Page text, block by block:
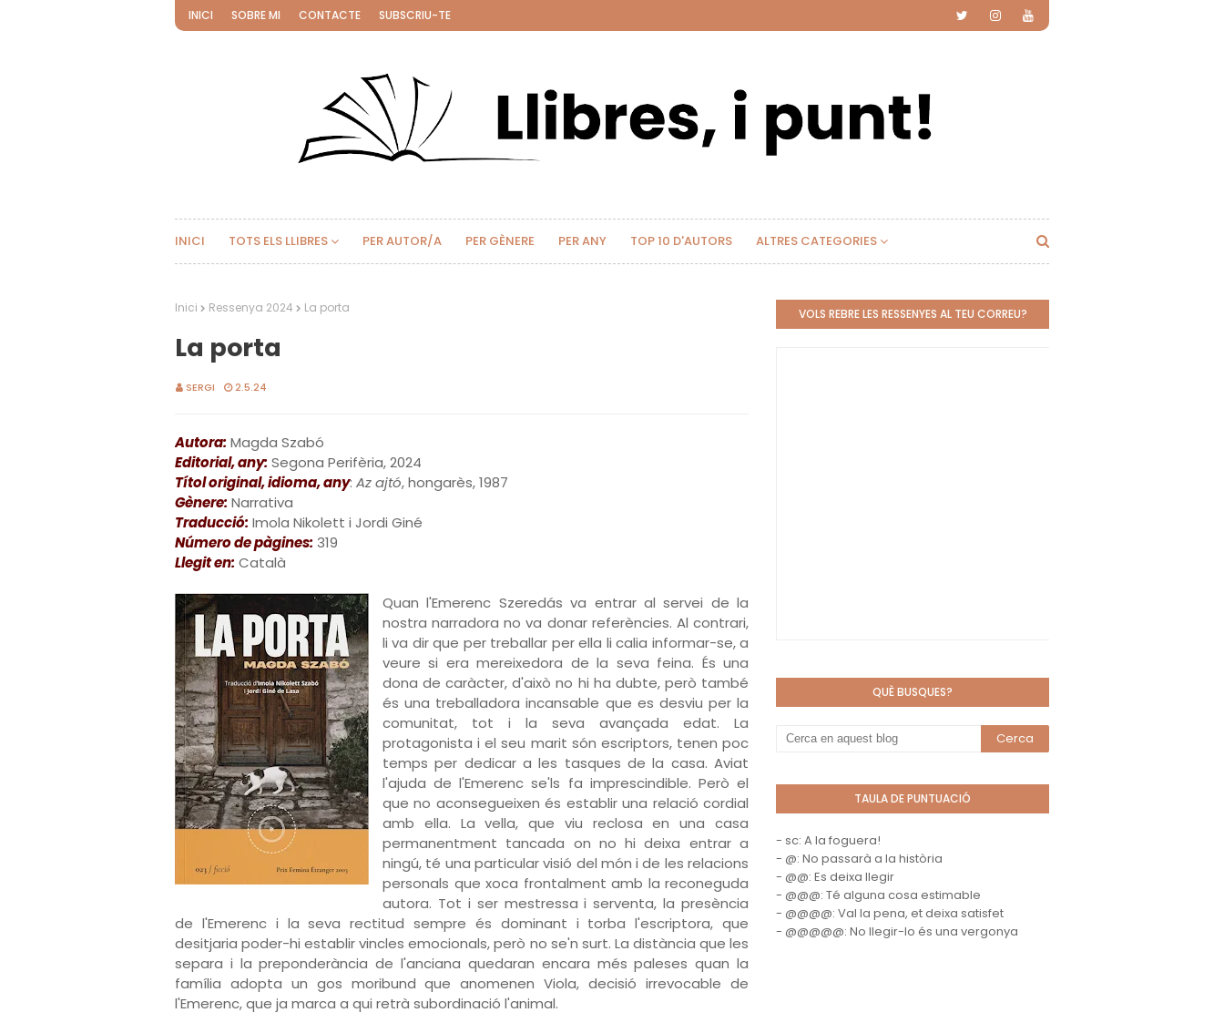
INICI SOBRE MI CONTACTE SUBSCRIU-TE
INICI TOTS ELS LLIBRES PER AUTOR/A PER GÈNERE PER ANY TOP 10 D'AUTORS ALTRES CATEGORIES
Inici Ressenya 2024 La porta
La porta
SERGI 2.5.24
Autora: Magda Szabó
Editorial, any: Segona Perifèria, 2024
Títol original, idioma, any: Az ajtó, hongarès, 1987
Gènere: Narrativa
Traducció: Imola Nikolett i Jordi Giné
Número de pàgines: 319
Llegit en: Català
Quan l'Emerenc Szeredás va entrar al servei de la
nostra narradora no va donar referències. Al contrari,
li va dir que per treballar per ella li calia informar-se, a
veure si era mereixedora de la seva feina. És una
dona de caràcter, d'això no hi ha dubte, però també
és una treballadora incansable que es desviu per la
comunitat, tot i la seva avançada edat. La
protagonista i el seu marit són escriptors, tenen poc
temps per dedicar a les tasques de la casa. Aviat
l'ajuda de l'Emerenc se'ls fa imprescindible. Però el
que no aconsegueixen és establir una relació cordial
amb ella. La vella, que viu reclosa en una casa
permanentment tancada on no hi deixa entrar a
ningú, té una particular visió del món i de les relacions
personals que xoca frontalment amb la reconeguda
autora. Tot i ser mestressa i serventa, la presència
de l'Emerenc i la seva rectitud sempre és dominant i torba l'escriptora, que
desitjaria poder-hi establir vincles emocionals, però no se'n surt. La distància que les
separa i la preponderància de l'anciana quedaran encara més paleses quan la
família adopta un gos moribund que anomenen Viola, decisió irrevocable de
l'Emerenc, que ja marca a qui retrà subordinació l'animal.
VOLS REBRE LES RESSENYES AL TEU CORREU?
QUÈ BUSQUES?
TAULA DE PUNTUACIÓ
- sc: A la foguera!
- @: No passarà a la història
- @@: Es deixa llegir
- @@@: Té alguna cosa estimable
- @@@@: Val la pena, et deixa satisfet
- @@@@@: No llegir-lo és una vergonya